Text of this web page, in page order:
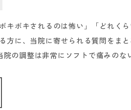
キボキされるのは怖い」「どれく
方に、当院に寄せられる質問をま
の調整は非常にソフトで痛みのな